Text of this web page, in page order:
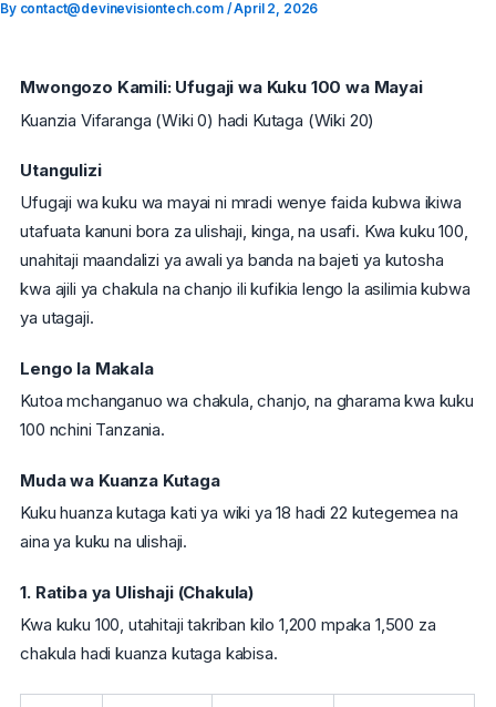
Skip
By contact@devinevisiontech.com /April 2, 2026
Mwongozo Kamili: Ufugaji wa Kuku 100 wa Mayai
Kuanzia Vifaranga (Wiki 0) hadi Kutaga (Wiki 20)
Utangulizi
Ufugaji wa kuku wa mayai ni mradi wenye faida kubwa ikiwa
utafuata kanuni bora za ulishaji, kinga, na usafi. Kwa kuku 100,
unahitaji maandalizi ya awali ya banda na bajeti ya kutosha
kwa ajili ya chakula na chanjo ili kufikia lengo la asilimia kubwa
ya utagaji.
Lengo la Makala
Kutoa mchanganuo wa chakula, chanjo, na gharama kwa kuku
100 nchini Tanzania.
Muda wa Kuanza Kutaga
Kuku huanza kutaga kati ya wiki ya 18 hadi 22 kutegemea na
aina ya kuku na ulishaji.
1. Ratiba ya Ulishaji (Chakula)
Kwa kuku 100, utahitaji takriban kilo 1,200 mpaka 1,500 za
chakula hadi kuanza kutaga kabisa.